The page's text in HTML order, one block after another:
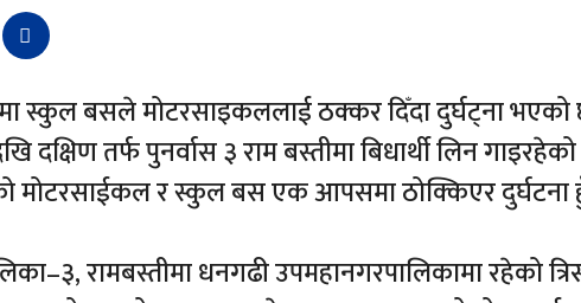
स्कुल बसले मोटरसाइकललाई ठक्कर दिँदा दुर्घट्ना भएको
दक्षिण तर्फ पुनर्वास ३ राम बस्तीमा बिधार्थी लिन
मोटरसाईकल र स्कुल बस एक आपसमा ठोक्किएर
रामबस्तीमा धनगढी उपमहानगरपालिकामा रहेको